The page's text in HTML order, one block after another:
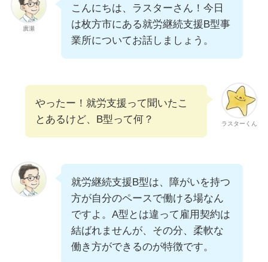
廣瀬
こんにちは、ラスターさん！今日
は枚方市にある就労継続支援B型事
業所についてお話しましょう。
ラスターくん
やったー！就労支援って聞いたこ
とあるけど、B型って何？
就労継続支援B型は、障がいを持つ
方が自分のペースで働ける場なん
ですよ。A型とは違って雇用契約は
結ばれませんが、その分、柔軟な
働き方ができるのが特徴です。